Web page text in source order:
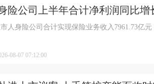
险公司上半年合计净利润同比增
人身险公司合计实现保险业务收入7961.73亿
08-07 07:12:00